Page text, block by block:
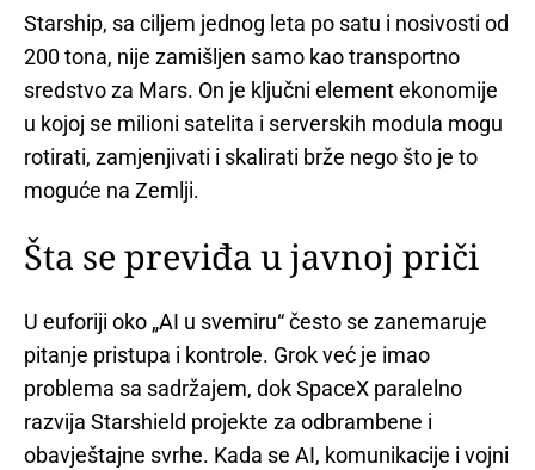
Starship, sa ciljem jednog leta po satu i nosivosti od
200 tona, nije zamišljen samo kao transportno
sredstvo za Mars. On je ključni element ekonomije
u kojoj se milioni satelita i serverskih modula mogu
rotirati, zamjenjivati i skalirati brže nego što je to
moguće na Zemlji.
Šta se previđa u javnoj priči
U euforiji oko „AI u svemiru“ često se zanemaruje
pitanje pristupa i kontrole. Grok već je imao
problema sa sadržajem, dok SpaceX paralelno
razvija Starshield projekte za odbrambene i
obavještajne svrhe. Kada se AI, komunikacije i vojni